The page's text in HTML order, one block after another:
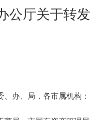
公厅关于转
办、局，各市属机构：